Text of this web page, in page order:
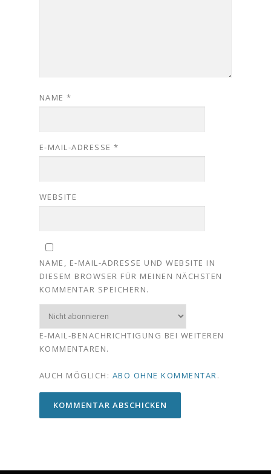
NAME*
E-MAIL-ADRESSE*
WEBSITE
NAME, E-MAIL-ADRESSE UND WEBSITE IN
DIESEM BROWSER FÜR MEINEN NÄCHSTEN
KOMMENTAR SPEICHERN.
E-MAIL-BENACHRICHTIGUNG BEI WEITEREN
KOMMENTAREN.
AUCH MÖGLICH: ABO OHNE KOMMENTAR.